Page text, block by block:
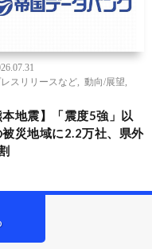
レスリリースなど
動向/展望
本地震】「震度5強」以
被災地域に2.2万社、県外